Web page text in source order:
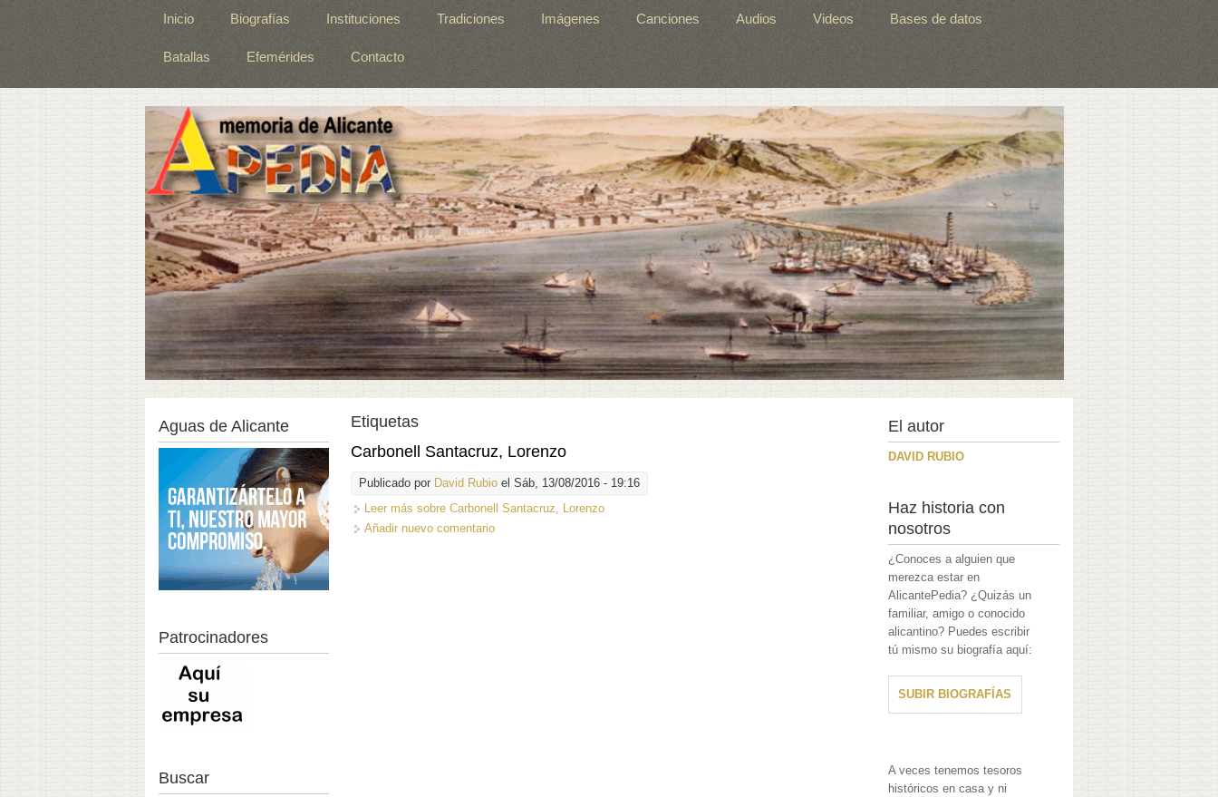
Inicio Biografías Instituciones Tradiciones Imágenes Canciones Audios Videos Bases de datos
Batallas Efemérides Contacto
Etiquetas
Carbonell Santacruz, Lorenzo
Publicado por David Rubio el Sáb, 13/08/2016 - 19:16
Leer más sobre Carbonell Santacruz, Lorenzo
Añadir nuevo comentario
Aguas de Alicante
Patrocinadores
Buscar
El autor
DAVID RUBIO
Haz historia con
nosotros
¿Conoces a alguien que
merezca estar en
AlicantePedia? ¿Quizás un
familiar, amigo o conocido
alicantino? Puedes escribir
tú mismo su biografía aquí:
SUBIR BIOGRAFÍAS
A veces tenemos tesoros
históricos en casa y ni